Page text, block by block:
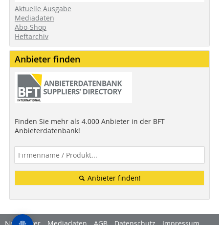
Aktuelle Ausgabe
Mediadaten
Abo-Shop
Heftarchiv
Anbieter finden
Finden Sie mehr als 4.000 Anbieter in der BFT
Anbieterdatenbank!
Anbieter finden!
Newsletter Mediadaten AGB Datenschutz Impressum